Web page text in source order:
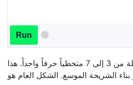
Run
هذا يطبع حروف السلسلة من 3 إلى 7 متخطياً حرفاً واحداً. هذا